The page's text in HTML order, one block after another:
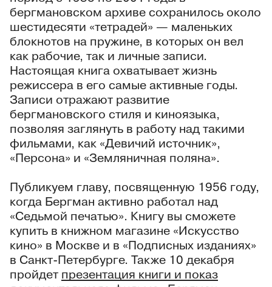
бергмановском архиве сохранилось около
шестидесяти «тетрадей» — маленьких
блокнотов на пружине, в которых он вел
как рабочие, так и личные записи.
Настоящая книга охватывает жизнь
режиссера в его самые активные годы.
Записи отражают развитие
бергмановского стиля и киноязыка,
позволяя заглянуть в работу над такими
фильмами, как «Девичий источник»,
«Персона» и «Земляничная поляна».
Публикуем главу, посвященную 1956 году,
когда Бергман активно работал над
«Седьмой печатью». Книгу вы сможете
купить в книжном магазине «Искусство
кино» в Москве и в «Подписных изданиях»
в Санкт-Петербурге. Также 10 декабря
пройдет презентация книги и показ